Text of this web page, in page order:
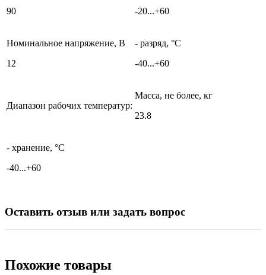
90
-20...+60
Номинальное напряжение, В
12
- разряд, °С
-40...+60
Диапазон рабочих температур:
Масса, не более, кг
23.8
- хранение, °С
-40...+60
Оставить отзыв или задать вопрос
Похожие товары